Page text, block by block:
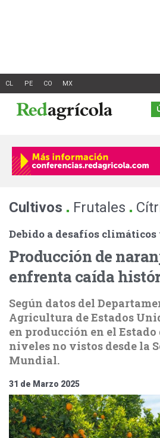
Cultivos . Frutales .
Debido a desafíos
Producción de
enfrenta caída
Según datos del
Agricultura de Estados
en producción en el Estado
niveles no vistos desde la
Mundial.
31 de Marzo 2025